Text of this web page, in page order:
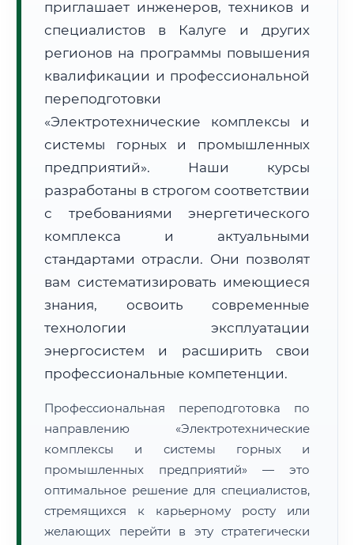
• Маршрут транзита:~2 936 км
📜 Документы и аккредитация ФИС ФРДО
Нажмите на документ для увеличения и просмотра
приглашает инженеров, техников и
специалистов в Калуге и других
регионов на программы повышения
квалификации и профессиональной
переподготовки
«Электротехнические комплексы и
системы горных и промышленных
предприятий». Наши курсы
разработаны в строгом соответствии
с требованиями энергетического
комплекса и актуальными
стандартами отрасли. Они позволят
вам систематизировать имеющиеся
знания, освоить современные
технологии эксплуатации
энергосистем и расширить свои
профессиональные компетенции.
Профессиональная переподготовка по
направлению «Электротехнические
комплексы и системы горных и
промышленных предприятий» — это
оптимальное решение для специалистов,
стремящихся к карьерному росту или
желающих перейти в эту стратегически